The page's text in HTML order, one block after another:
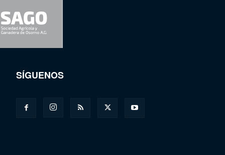
SÍGUENOS